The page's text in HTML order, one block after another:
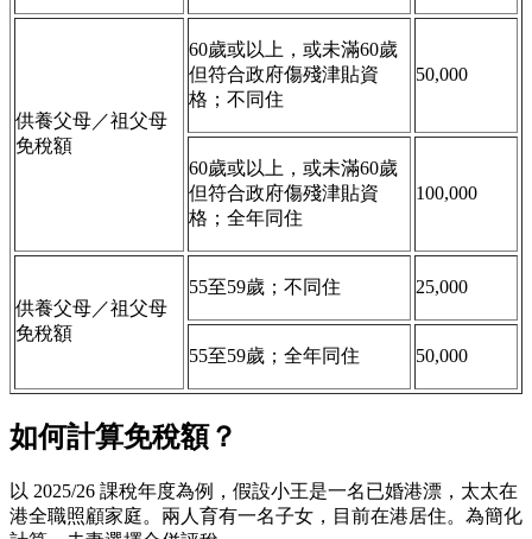
供養父母／祖父母
免稅額
60歲或以上，或未滿60歲
但符合政府傷殘津貼資
格；不同住
50,000
60歲或以上，或未滿60歲
但符合政府傷殘津貼資
格；全年同住
100,000
供養父母／祖父母
免稅額
55至59歲；不同住 25,000
55至59歲；全年同住 50,000
如何計算免稅額？
以 2025/26 課稅年度為例，假設小王是一名已婚港漂，太太在
港全職照顧家庭。兩人育有一名子女，目前在港居住。為簡化